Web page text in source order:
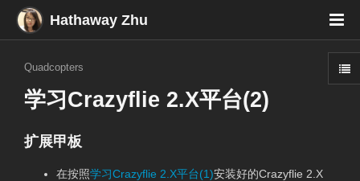
Hathaway Zhu
Quadcopters
学习Crazyflie 2.X平台(2)
扩展甲板
在按照学习Crazyflie 2.X平台(1)安装好的Crazyflie 2.X